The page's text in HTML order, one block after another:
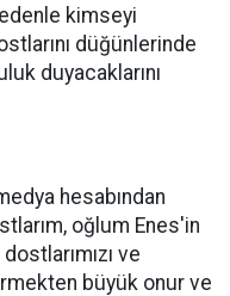
kimseyi
düğünlerinde
duyacaklarını
hesabından
oğlum Enes'in
ve
büyük onur ve